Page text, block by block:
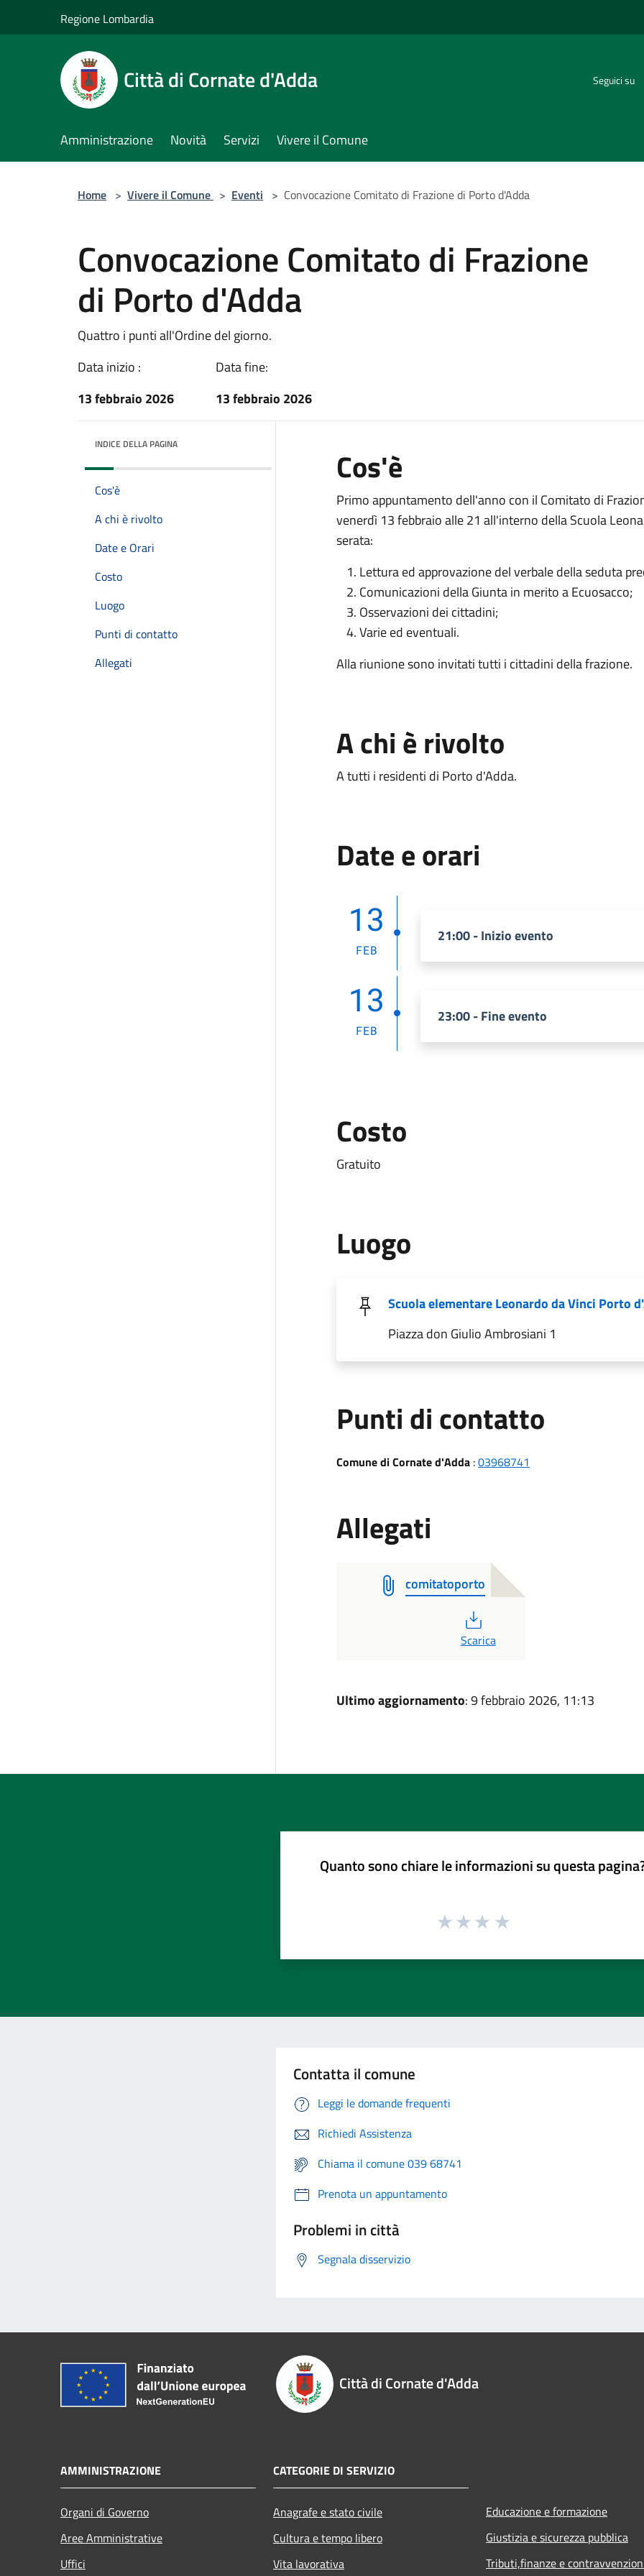
Regione Lombardia
Città di Cornate d'Adda Seguici su
Amministrazione Novità Servizi Vivere il Comune
Home > Vivere il Comune > Eventi > Convocazione Comitato di Frazione di Porto d'Adda
Convocazione Comitato di Frazione
di Porto d'Adda
Quattro i punti all'Ordine del giorno.
Data inizio :
13 febbraio 2026
Data fine:
13 febbraio 2026
INDICE DELLA PAGINA
Cos'è
A chi è rivolto
Date e Orari
Costo
Luogo
Punti di contatto
Allegati
Cos'è
Primo appuntamento dell'anno con il Comitato di
venerdì 13 febbraio alle 21 all'interno della Scuola
serata:
Lettura ed approvazione del verbale della seduta
Comunicazioni della Giunta in merito a Ecuosacco;
Osservazioni dei cittadini;
Varie ed eventuali.
Alla riunione sono invitati tutti i cittadini della frazione.
A chi è rivolto
A tutti i residenti di Porto d'Adda.
Date e orari
13
FEB
21:00 - Inizio evento
13
FEB
23:00 - Fine evento
Costo
Gratuito
Luogo
Scuola elementare Leonardo da Vinci Porto
Piazza don Giulio Ambrosiani 1
Punti di contatto
Comune di Cornate d'Adda:03968741
Allegati
comitatoporto
PDF
Scarica
Ultimo aggiornamento: 9 febbraio 2026, 11:13
Quanto sono chiare le informazioni su questa
Contatta il comune
Leggi le domande frequenti
Richiedi Assistenza
Chiama il comune 039 68741
Prenota un appuntamento
Problemi in città
Segnala disservizio
Città di Cornate d'Adda
AMMINISTRAZIONE
Organi di Governo
Aree Amministrative
Uffici
CATEGORIE DI SERVIZIO
Anagrafe e stato civile
Cultura e tempo libero
Vita lavorativa
Educazione e formazione
Giustizia e sicurezza pubblica
Tributi,finanze e